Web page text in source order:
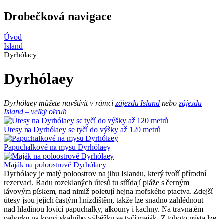
Drobečková navigace
Úvod
Island
Dyrhólaey
Dyrhólaey
Dyrhólaey můžete navštívit v rámci zájezdu Island nebo zájezdu
Island – velký okruh
Útesy na Dyrhólaey se tyčí do výšky až 120 metrů
Papuchalkové na mysu Dyrhólaey
Maják na poloostrově Dyrhólaey
Dyrhólaey je malý poloostrov na jihu Islandu, který tvoří přírodní
rezervaci. Řadu rozeklaných útesů tu střídají pláže s černým
lávovým pískem, nad nimiž poletují hejna mořského ptactva. Zdejší
útesy jsou jejich častým hnízdištěm, takže lze snadno zahlédnout
nad hladinou lovící papuchalky, alkouny i kachny. Na travnatém